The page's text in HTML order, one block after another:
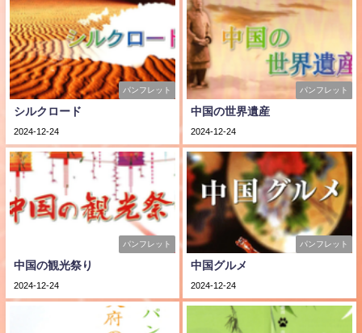
パンフレット
シルクロード
2024-12-24
パンフレット
中国の世界遺産
2024-12-24
パンフレット
中国の観光祭り
2024-12-24
パンフレット
中国グルメ
2024-12-24